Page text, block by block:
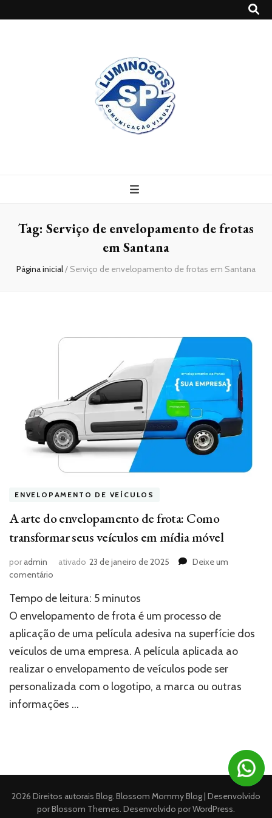
Tag: Serviço de envelopamento de frotas
em Santana
Página inicial/ Serviço de envelopamento de frotas em Santana
ENVELOPAMENTO DE VEÍCULOS
A arte do envelopamento de frota: Como
transformar seus veículos em mídia móvel
poradmin ativado 23 de janeiro de 2025
Deixe um
comentário
arte
do
de
frota:
transformar
seus
veículos
Tempo de leitura: 5 minutos
O envelopamento de frota é um processo de
aplicação de uma película adesiva na superfície dos
veículos de uma empresa. A película aplicada ao
realizar o envelopamento de veículos pode ser
personalizada com o logotipo, a marca ou outras
informações …
2026 Direitos autorais Blog. Blossom Mommy Blog | Desenvolvido
porBlossom Themes. Desenvolvido porWordPress.